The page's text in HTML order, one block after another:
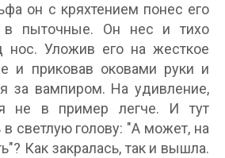
он с кряхтением понес его
в пыточные. Он нес и тихо
нос. Уложив его на жесткое
и приковав оковами руки и
за вампиром. На удивление,
не в пример легче. И тут
светлую голову: "А может, на
Как закралась, так и вышла.